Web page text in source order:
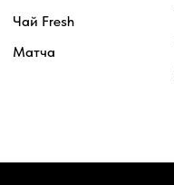
Чай Fresh
Матча